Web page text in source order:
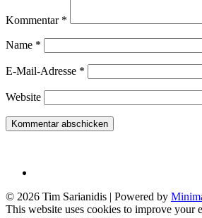
Kommentar *
Name *
E-Mail-Adresse *
Website
© 2026 Tim Sarianidis | Powered by
This website uses cookies to improve